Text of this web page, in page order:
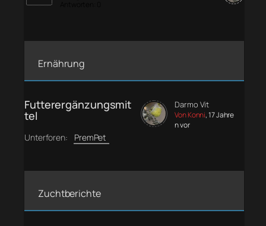
Ernährung
Futterergänzungsmit
tel
Unterforen: PremPet
Darmo Vit
Von Konni, 17 Jahre
n vor
Zuchtberichte